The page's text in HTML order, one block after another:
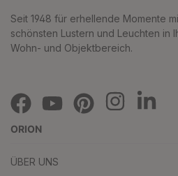
Seit 1948 für erhellende Momente
schönsten Lustern und Leuchten in
Wohn- und Objektbereich.
ORION
ÜBER UNS